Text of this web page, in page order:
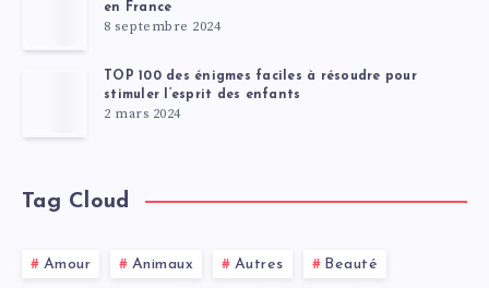
en France
8 septembre 2024
TOP 100 des énigmes faciles à résoudre pour
stimuler l’esprit des enfants
2 mars 2024
Tag Cloud
Amour Animaux Autres Beauté